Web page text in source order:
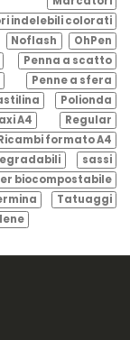
indelebili colorati
Noflash
OhPen
Penna a scatto
Penne a sfera
Polionda
A4
Regular
formato A4
sassi
biocompostabile
Tatuaggi